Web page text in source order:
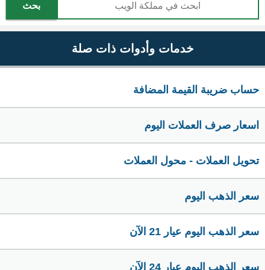
بحث
خدمات وأدوات ذات صلة
حساب ضريبة القيمة المضافة
اسعار صرف العملات اليوم
تحويل العملات - محول العملات
سعر الذهب اليوم
سعر الذهب اليوم عيار 21 الآن
سعر الذهب اليوم عيار 24 الآن